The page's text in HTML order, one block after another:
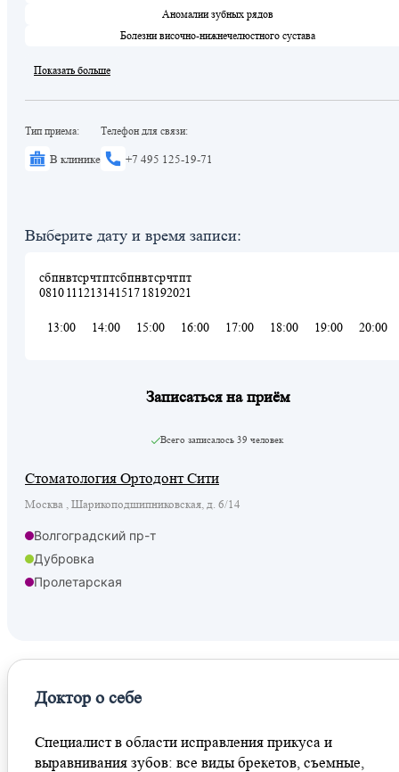
Аномалии зубных рядов
Болезни височно-нижнечелюстного сустава
Показать больше
Тип приема:
В клинике
Телефон для связи:
+7 495 125-19-71
Выберите дату и время записи:
сб
08
пн
10
вт
11
ср
12
чт
13
пт
14
сб
15
пн
17
вт
18
ср
19
чт
20
пт
21
13:00 14:00 15:00 16:00 17:00 18:00 19:00 20:00
Записаться на приём
Всего записалось 39 человек
Стоматология Ортодонт Сити
Москва , Шарикоподшипниковская, д. 6/14
Волгоградский пр-т
Дубровка
Пролетарская
Доктор о себе
Специалист в области исправления прикуса и
выравнивания зубов: все виды брекетов, съемные,